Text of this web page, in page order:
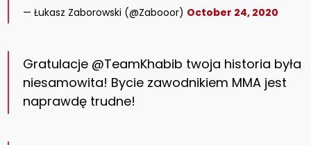
— Łukasz Zaborowski (@Zabooor) October 24, 2020
Gratulacje @TeamKhabib twoja historia była
niesamowita! Bycie zawodnikiem MMA jest
naprawdę trudne!